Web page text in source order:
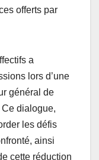
offerts par
a
lors d’une
général de
Ce dialogue,
les défis
ainsi
cette réduction